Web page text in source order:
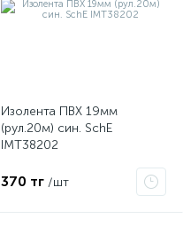
Изолента ПВХ 19мм
(рул.20м) син. SchE
IMT38202
370 тг /шт